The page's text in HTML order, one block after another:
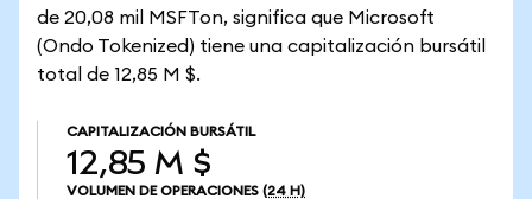
de 20,08 mil MSFTon, significa que Microsoft
(Ondo Tokenized) tiene una capitalización bursátil
total de 12,85 M $.
CAPITALIZACIÓN BURSÁTIL
12,85 M $
VOLUMEN DE OPERACIONES (24 H)